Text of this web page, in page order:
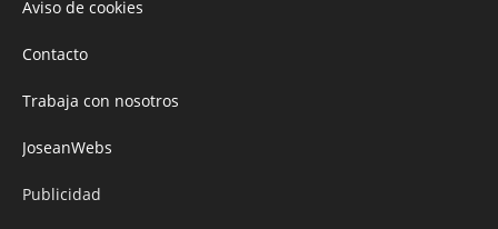
Aviso de cookies
Contacto
Trabaja con nosotros
JoseanWebs
Publicidad